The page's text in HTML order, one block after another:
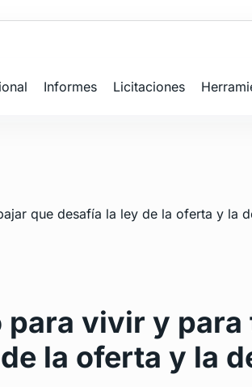
Informes Licitaciones
para vivir y
la oferta y la